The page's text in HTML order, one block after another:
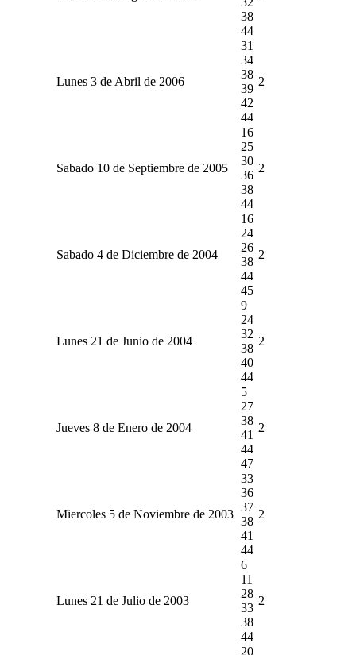
38
44
Lunes 3 de Abril de 2006
31
34
38
39
42
44
2
Sabado 10 de Septiembre de 2005
16
25
30
36
38
44
2
Sabado 4 de Diciembre de 2004
16
24
26
38
44
45
2
Lunes 21 de Junio de 2004
9
24
32
38
40
44
2
Jueves 8 de Enero de 2004
5
27
38
41
44
47
2
Miercoles 5 de Noviembre de 2003
33
36
37
38
41
44
2
Lunes 21 de Julio de 2003
6
11
28
33
38
44
2
20